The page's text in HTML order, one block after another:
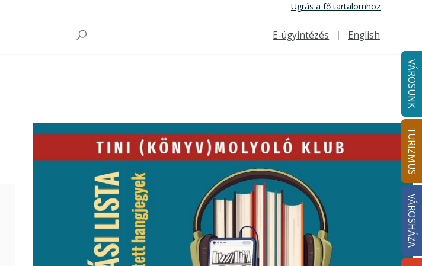
Ugrás a fő tartalomhoz
Felső navigáció
E-ügyintézés English
VÁROSUNK
TURIZMUS
VÁROSHÁZA